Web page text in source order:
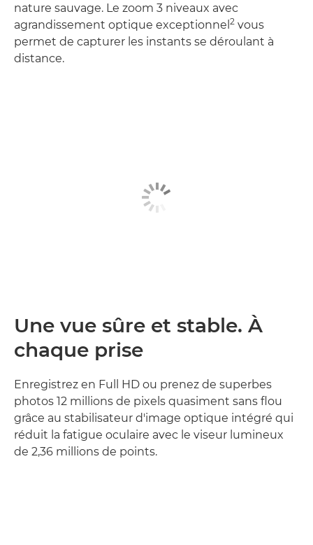
nature sauvage. Le zoom 3 niveaux avec
agrandissement optique exceptionnel 2 vous
permet de capturer les instants se déroulant à
distance.
Une vue sûre et stable. À
chaque prise
Enregistrez en Full HD ou prenez de superbes
photos 12 millions de pixels quasiment sans flou
grâce au stabilisateur d'image optique intégré qui
réduit la fatigue oculaire avec le viseur lumineux
de 2,36 millions de points.